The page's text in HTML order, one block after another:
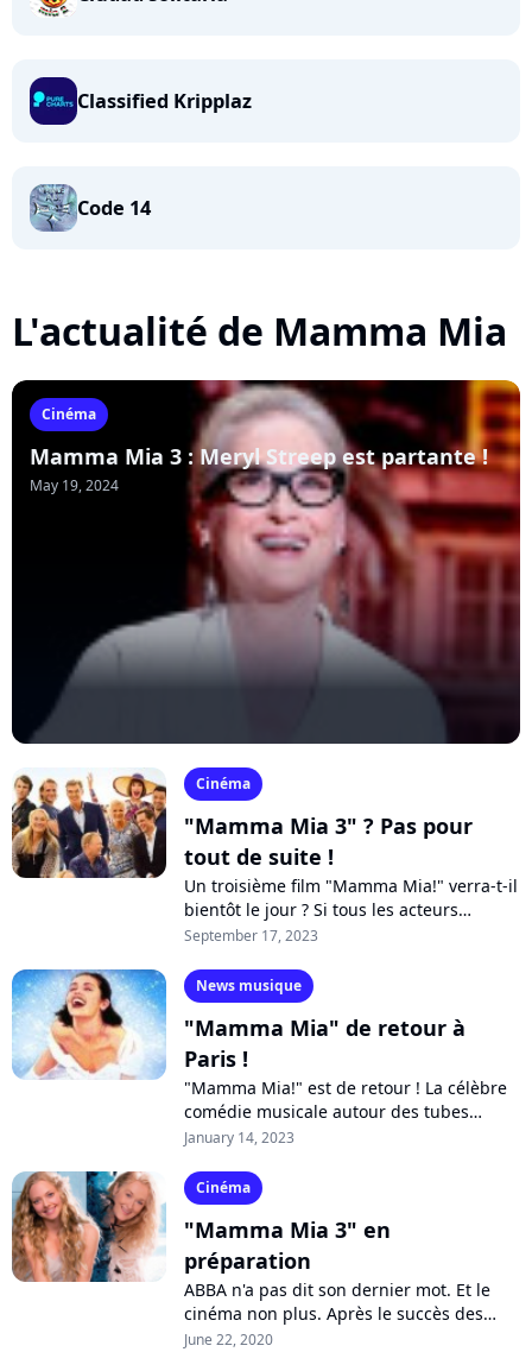
Classified Kripplaz
Code 14
L'actualité de Mamma Mia
Cinéma
Mamma Mia 3 : Meryl Streep est partante !
May 19, 2024
Cinéma
"Mamma Mia 3" ? Pas pour
tout de suite !
Un troisième film "Mamma Mia!" verra-t-il
bientôt le jour ? Si tous les acteurs
semblent partants, plusieurs problèmes
September 17, 2023
News musique
"Mamma Mia" de retour à
Paris !
"Mamma Mia!" est de retour ! La célèbre
comédie musicale autour des tubes
d'ABBA revient cette année au Casino de
exceptionnelles....
January 14, 2023
Cinéma
"Mamma Mia 3" en
préparation
ABBA n'a pas dit son dernier mot. Et le
cinéma non plus. Après le succès des
deux premiers films, qui ont rapporté
June 22, 2020